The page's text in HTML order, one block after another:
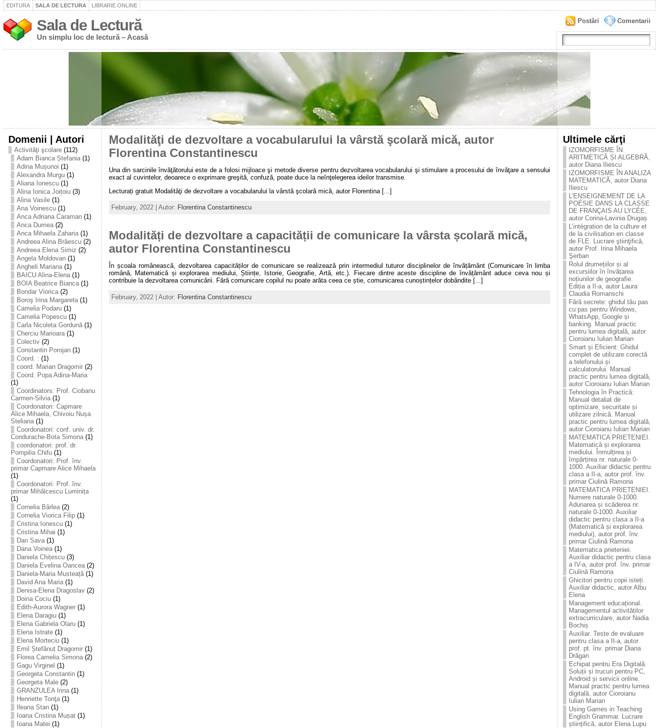
EDITURA SALA DE LECTURA LIBRARIE ONLINE
Sala de Lectură
Un simplu loc de lectură – Acasă
Comentarii
Postări
Domenii | Autori
Activităţi şcolare(112)
Adam Bianca Ștefania(1)
Adina Mușunoi (1)
Alexandra Murgu(1)
Aliana Ionescu(1)
Alina Ionica Joițoiu(3)
Alina Vasile(1)
Ana Voinescu(1)
Anca Adriana Caraman(1)
Anca Dumea(2)
Anca Mihaela Zaharia(1)
Andreea Alina Brăescu(2)
Andreea Elena Simiz (2)
Angela Moldovan(1)
Angheli Mariana(1)
BAICU Alina-Elena(1)
BOIA Beatrice Bianca(1)
Bondar Viorica(2)
Boroş Irina Margareta(1)
Camelia Podaru(1)
Camelia Popescu(1)
Carla Nicoleta Gordună(1)
Cherciu Marioara(1)
Colectiv(2)
Constantin Porojan(1)
Coord. : (1)
coord. Marian Dragomir(2)
Coord. Popa Adina-Maria
(1)
Coordinators: Prof. Ciobanu
Carmen-Silvia(1)
Coordonatori: Capmare
Alice Mihaela, Chivoiu Nușa
Steliana(1)
Coordonatori: conf. univ. dr.
Condurache-Bota Simona(1)
coordonatori: prof. dr.
Pompilia Chifu(1)
Coordonatori: Prof. înv.
primar Capmare Alice Mihaela
(1)
Coordonatori: Prof. înv.
primar Mihălcescu Luminița
(1)
Cornelia Bârlea(2)
Cornelia Viorica Filip(1)
Cristina Ionescu(1)
Cristina Mihai (1)
Dan Sava(1)
Dana Voinea(1)
Daniela Chițescu(3)
Daniela Evelina Oancea(2)
Daniela-Maria Musteață(1)
David Ana Maria(1)
Denisa-Elena Dragoslav(2)
Doina Cociu(1)
Edith-Aurora Wagner(1)
Elena Daragiu(1)
Elena Gabriela Olaru(1)
Elena Istrate(1)
Elena Morteciu(1)
Emil Ștefănuț Dragomir(1)
Florea Camelia Simona(2)
Gagu Virginel (1)
Georgeta Constantin(1)
Georgeta Male(2)
GRANZULEA Irina(1)
Henriette Tonţa(1)
Ileana Stan(1)
Ioana Cristina Mușat(1)
Ioana Matei (1)
Modalităţi de dezvoltare a vocabularului la vârstă şcolară mică, autor
Florentina Constantinescu
Una din sarcinile învăţătorului este de a folosi mijloace şi metode diverse pentru dezvoltarea vocabularului şi stimulare a procesului de învăţare a sensului
exact al cuvintelor, deoarece o exprimare greşită, confuză, poate duce la neînţelegerea ideilor transmise.
Lecturați gratuit Modalităţi de dezvoltare a vocabularului la vârstă şcolară mică, autor Florentina [...]
February, 2022 | Autor: Florentina Constantinescu
Modalități de dezvoltare a capacității de comunicare la vârsta școlară mică,
autor Florentina Constantinescu
În școala românească, dezvoltarea capacităților de comunicare se realizează prin intermediul tuturor disciplinelor de învățământ (Comunicare în limba
română, Matematică și explorarea mediului, Științe, Istorie, Geografie, Artă, etc.). Fiecare dintre aceste discipline de învățământ aduce ceva nou și
contribuie la dezvoltarea comunicării. Fără comunicare copilul nu poate arăta ceea ce știe, comunicarea cunoștințelor dobândite [...]
February, 2022 | Autor: Florentina Constantinescu
Ultimele cărţi
IZOMORFISME ÎN
ARITMETICĂ ȘI ALGEBRĂ,
autor Diana Iliescu
IZOMORFISME ÎN ANALIZA
MATEMATICĂ, autor Diana
Iliescu
L’ENSEIGNEMENT DE LA
POÉSIE DANS LA CLASSE
DE FRANÇAIS AU LYCÉE,
autor Corina-Lavinia Drugaș
L’intégration de la culture et
de la civilisation en classe
de FLE. Lucrare ştiinţificǎ,
autor Prof. Irina Mihaela
Şerban
Rolul drumețiilor și al
excursiilor în învățarea
noțiunilor de geografie.
Ediția a II-a, autor Laura
Claudia Romanschi
Fără secrete: ghidul tău pas
cu pas pentru Windows,
WhatsApp, Google și
banking. Manual practic
pentru lumea digitală, autor
Cioroianu Iulian Marian
Smart și Eficient: Ghidul
complet de utilizare corectă
a telefonului și
calculatorului. Manual
practic pentru lumea digitală,
autor Cioroianu Iulian Marian
Tehnologia în Practică:
Manual detaliat de
optimizare, securitate și
utilizare zilnică. Manual
practic pentru lumea digitală,
autor Cioroianu Iulian Marian
MATEMATICA PRIETENIEI.
Matematică și explorarea
mediului. Înmulțirea și
împărțirea nr. naturale 0-
1000. Auxiliar didactic pentru
clasa a II-a, autor prof. înv.
primar Ciulină Ramona
MATEMATICA PRIETENIEI.
Numere naturale 0-1000.
Adunarea și scăderea nr.
naturale 0-1000. Auxiliar
didactic pentru clasa a II-a
(Matematică și explorarea
mediului), autor prof. înv.
primar Ciulină Ramona
Matematica prieteniei.
Auxiliar didactic pentru clasa
a IV-a, autor prof. înv. primar
Ciulină Ramona
Ghicitori pentru copii isteți.
Auxiliar didactic, autor Albu
Elena
Management educațional.
Managementul activităților
extracurriculare, autor Nadia
Bochiș
Auxiliar. Teste de evaluare
pentru clasa a II-a, autor
prof. pt. înv. primar Diana
Drăgan
Echipat pentru Era Digitală.
Soluții și trucuri pentru PC,
Android și servicii online.
Manual practic pentru lumea
digitală, autor Cioroianu
Iulian Marian
Using Games in Teaching
English Grammar. Lucrare
științifică, autor Elena Lupu